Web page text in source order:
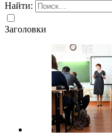
Найти:
Заголовки